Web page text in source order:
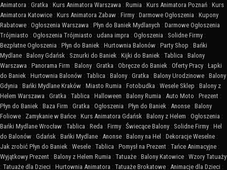
Animatora : Gratka : Kurs Animatora Warszawa : Rumia : Kurs Animatora Poznań : Kurs
Animatora Katowice : Kurs Animatora Zabaw : Firmy : Darmowe Ogłoszenia : Kupony
Rabatowe : Ogłoszenia Warszawa : Płyn do Baniek Mydlanych : Darmowe Ogłoszenia
Trójmiasto : Ogłoszenia Trójmiasto : udana impra : Ogłoszenia : Solidne Firmy :
Bezpłatne Ogłoszenia : Płyn do Baniek : Hurtownia Balonów : Party Shop : Bańki
Mydlane : Balony Gdańsk : Sznurki do Baniek : Kijki do Baniek : Tablica : Balony
Warszawa : Panorama Firm : Balony : Gratka : Obręcze do Baniek : Oferty Pracy : Łapki
do Baniek : Hurtownia Balonów : Tablica : Balony : Gratka : Balony Urodzinowe : Balony
Gdynia : Bańki Mydlane Kraków : Miasto Rumia : Fotobudka : Wesele Sklep : Balony z
Helem Warszawa : Gratka : Tablica : Halloween : Balony Rumia : Auto Moto : Prezent :
Płyn do Baniek : Baza Firm : Gratka : Ogłoszenia : Płyn do Baniek : Anonse : Balony
Foliowe : Zamykanie w Bańce : Kurs Animatora Gdańsk : Balony z Helem : Ogłoszenia :
Bańki Mydlane Wrocław : Tablica : Reda : Firmy : Świecące Balony : Solidne Firmy : Hel
do Balonów : Gdańsk : Bańki Mydlane : Anonse : Balony na Hel : Dekoracje Weselne :
Jak zrobić Płyn do Baniek : Wesele : Tablica : Pomysł na Prezent : Tańce Animacyjne :
Wyjątkowy Prezent : Balony z Helem Rumia : Tatuaże : Balony Katowice : Wzory Tatuaży
: Tatuaże dla Dzieci : Hurtownia Animatora : Tatuaże Brokatowe : Animacje dla Dzieci :